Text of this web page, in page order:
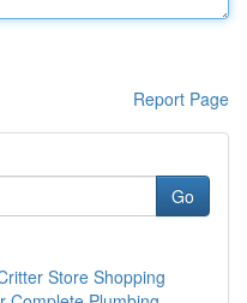
Report Page
Go
Store Shopping